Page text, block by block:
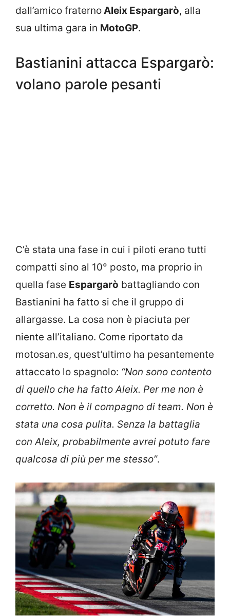
dall’amico fraternoAleix Espargarò, alla
sua ultima gara in MotoGP.
Bastianini attacca Espargarò:
volano parole pesanti
C’è stata una fase in cui i piloti erano tutti
compatti sino al 10° posto, ma proprio in
quella fase Espargarò battagliando con
Bastianini ha fatto si che il gruppo di
allargasse. La cosa non è piaciuta per
niente all’italiano. Come riportato da
motosan.es, quest’ultimo ha pesantemente
attaccato lo spagnolo: “Non sono contento
di quello che ha fatto Aleix. Per me non è
corretto. Non è il compagno di team. Non è
stata una cosa pulita. Senza la battaglia
con Aleix, probabilmente avrei potuto fare
qualcosa di più per me stesso”.